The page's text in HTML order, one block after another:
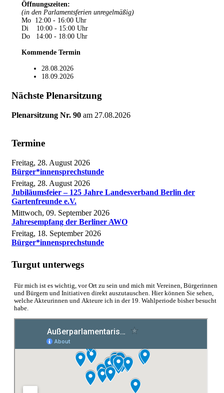
Öffnungszeiten:
(in den Parlamentsferien unregelmäßig)
Mo 12:00 - 16:00 Uhr
Di 10:00 - 15:00 Uhr
Do 14:00 - 18:00 Uhr
Kommende Termin
28.08.2026
18.09.2026
Nächste Plenarsitzung
Plenarsitzung Nr. 90 am 27.08.2026
Termine
Freitag, 28. August 2026
Bürger*innensprechstunde
Freitag, 28. August 2026
Jubiläumsfeier – 125 Jahre Landesverband Berlin der
Gartenfreunde e.V.
Mittwoch, 09. September 2026
Jahresempfang der Berliner AWO
Freitag, 18. September 2026
Bürger*innensprechstunde
Turgut unterwegs
Für mich ist es wichtig, vor Ort zu sein und mich mit Vereinen, Bürgerinnen
und Bürgern und Initiativen direkt auszutauschen. Hier können Sie sehen,
welche Akteurinnen und Akteure ich in der 19. Wahlperiode bisher besucht
habe.